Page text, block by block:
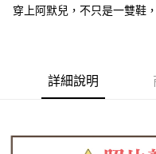
【「AFTEE先享後付」結帳流
３．收到繳費通知簡訊後14天
ATM／網路銀行／等多元方式
※ 交易是否成功請以「AFTEE
每筆NT$60，滿NT$1,380(
7-11取貨付款
付款後7-11取貨
穿上阿默兒，不只是一雙鞋
詳細說明